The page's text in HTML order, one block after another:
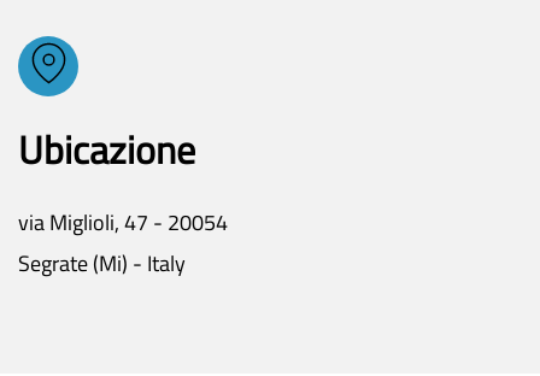
Ubicazione
via Miglioli, 47 - 20054
Segrate (Mi) - Italy